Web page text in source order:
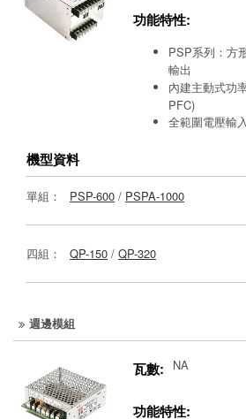
功能特性:
PSP系列：方
輸出
內建主動式功
PFC)
全範圍電壓輸
機型資料
單組： PSP-600 / PSPA-1000
四組： QP-150 / QP-320
週邊模組
瓦數: NA
功能特性: